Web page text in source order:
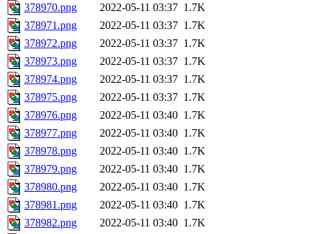
378970.png
2022-05-11 03:37 1.7K
378971.png
2022-05-11 03:37 1.7K
378972.png
2022-05-11 03:37 1.7K
378973.png
2022-05-11 03:37 1.7K
378974.png
2022-05-11 03:37 1.7K
378975.png
2022-05-11 03:37 1.7K
378976.png
2022-05-11 03:40 1.7K
378977.png
2022-05-11 03:40 1.7K
378978.png
2022-05-11 03:40 1.7K
378979.png
2022-05-11 03:40 1.7K
378980.png
2022-05-11 03:40 1.7K
378981.png
2022-05-11 03:40 1.7K
378982.png
2022-05-11 03:40 1.7K